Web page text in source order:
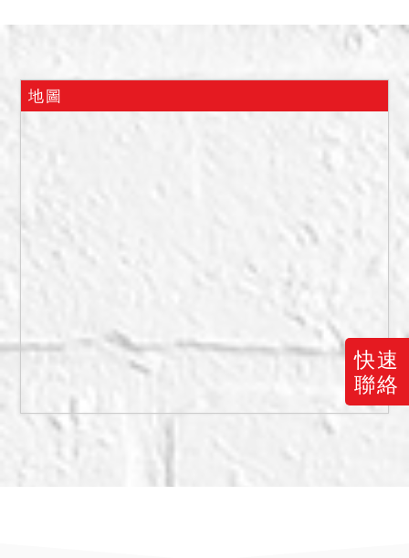
快速
聯絡
61,441,300元，得標價格扣
3.依臺北市政府都市發展局
用懷生段二小段43地號國私
共有土地，該地國有持分部
分依財政部頒布「國有公用
不動產收益原則」規定辦理
並繳納租金，私有持分部分
應逕洽土地所有權人取得土
4.私法人投標應自行確認符
合平均地權條例第79條之1
3項規定辦理。
地圖